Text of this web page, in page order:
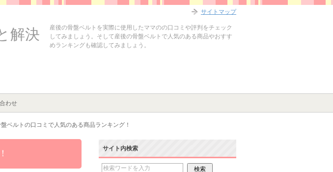
解決
産後の骨盤ベルトを実際に使用したママのの口コミや評判をチェック
してみましょう。そして産後の骨盤ベルトで人気のある商品やおすす
めランキングも確認してみましょう。
わせ
ベルトの口コミで人気のある商品ランキング！
サイト内検索
サイトマップ